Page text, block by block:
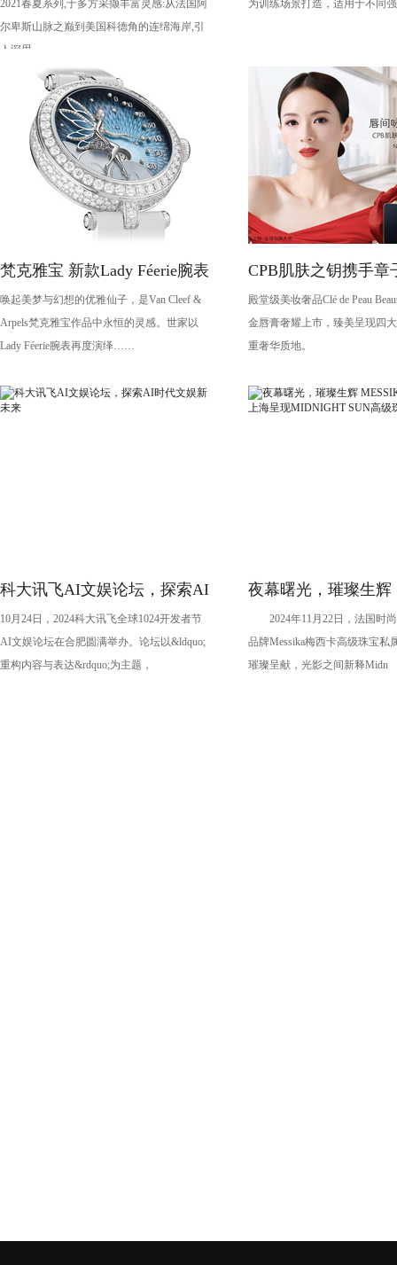
2021春夏系列,于多方采撷丰富灵感:从法国阿
尔卑斯山脉之巅到美国科德角的连绵海岸,引
人深思。
为训练场景打造，适用于不同
梵克雅宝 新款Lady Féerie腕表
唤起美梦与幻想的优雅仙子，是Van Cleef &
Arpels梵克雅宝作品中永恒的灵感。世家以
Lady Féerie腕表再度演绎……
CPB肌肤之钥携手章
演绎琉金唇膏大片
殿堂级美妆奢品Clé de Peau
金唇膏奢耀上市，臻美呈现四
重奢华质地。
科大讯飞AI文娱论坛，探索AI
时代文娱新未来
10月24日，2024科大讯飞全球1024开发者节
AI文娱论坛在合肥圆满举办。论坛以&ldquo;
重构内容与表达&rdquo;为主题，
夜幕曙光，璀璨生辉
MESSIKA梅西卡于
MIDNIGHT SUN高
2024年11月22日，法国时尚
品牌Messika梅西卡高级珠宝私
璀璨呈献，光影之间新释Midn